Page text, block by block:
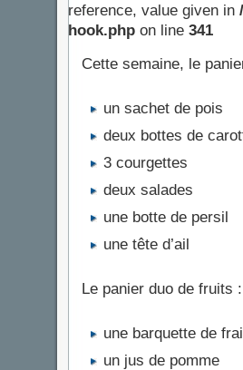
reference, value given in
hook.php on line 341
Cette semaine, le
un sachet de pois
deux bottes de
3 courgettes
deux salades
une botte de persil
une tête d’ail
Le panier duo de fruits :
une barquette de
un jus de pomme